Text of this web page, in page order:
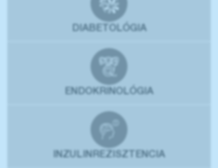
DIABETOLÓGIA
ENDOKRINOLÓGIA
INZULINREZISZTENCIA